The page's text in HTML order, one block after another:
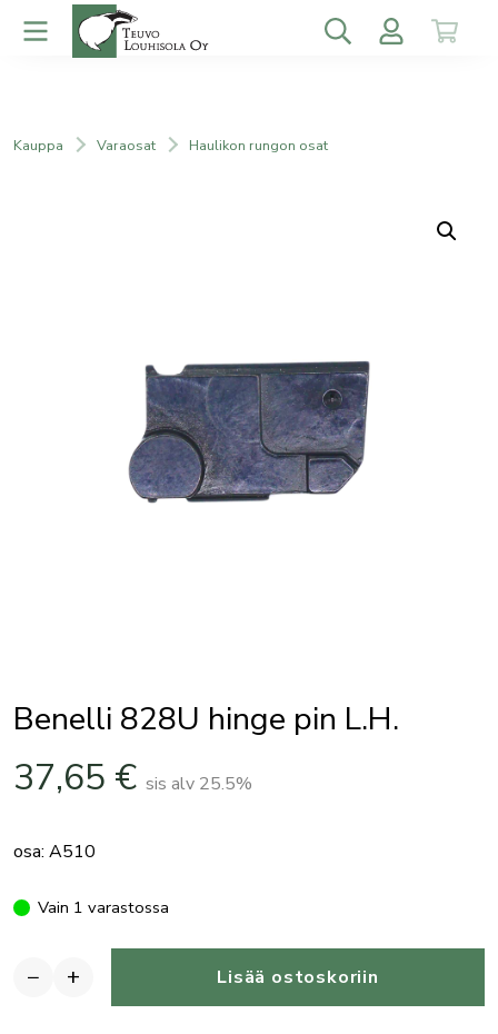
Kauppa Varaosat Haulikon rungon osat
Benelli 828U hinge pin L.H.
37,65 € sis alv 25.5%
osa: A510
Vain 1 varastossa
− + Lisää ostoskoriin